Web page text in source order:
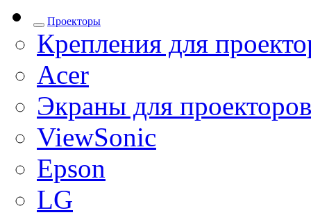
Проекторы
Крепления для
Acer
Экраны для проекторов
ViewSonic
Epson
LG